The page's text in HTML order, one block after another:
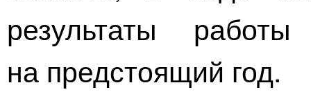
результаты
на предстоящий год.